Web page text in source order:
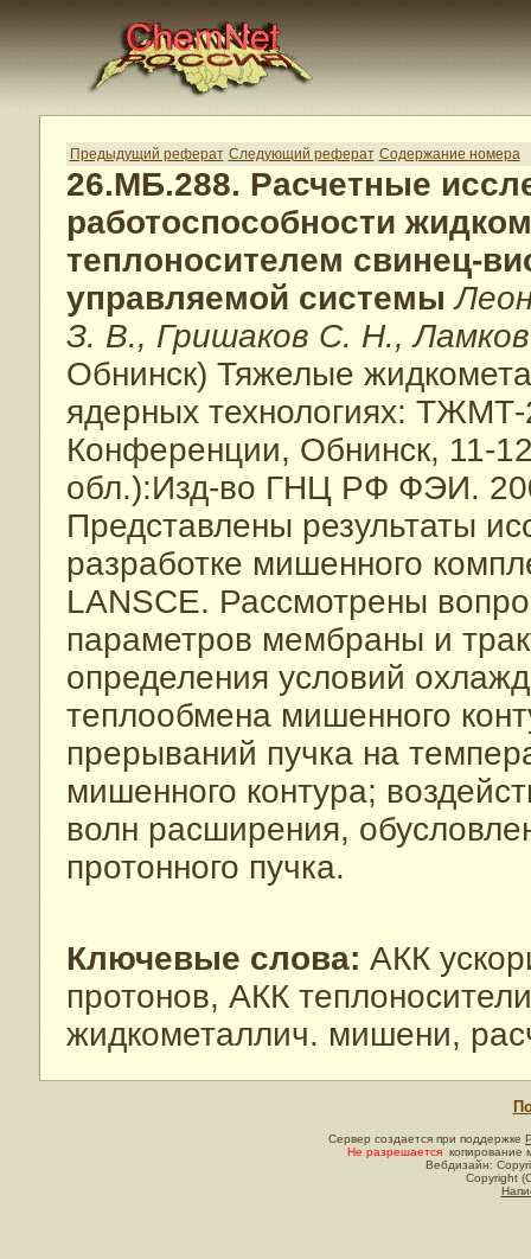
Предыдущий реферат Следующий реферат Содержание номера
26.МБ.288. Расчетные
работоспособности
теплоносителем свинец-
управляемой системы
З. В., Гришаков С. Н.,
Обнинск) Тяжелые
ядерных технологиях:
Конференции, Обнинск, 11-
обл.):Изд-во ГНЦ РФ ФЭИ.
Представлены результаты
разработке мишенного
LANSCE. Рассмотрены
параметров мембраны и
определения условий
теплообмена мишенного
прерываний пучка на
мишенного контура;
волн расширения,
протонного пучка.
Ключевые слова: АКК
протонов, АКК
жидкометаллич. мишени,
Сервер создается при поддержке
Не разрешается копирование
Вебдизайн:
Copyright